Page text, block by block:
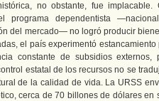
no obstante, fue implacable.
programa dependentista
del mercado— no logró producir
el país experimentó
constante de subsidios externos,
estatal de los recursos no se
de la calidad de vida. La URSS
cerca de 70 billones de dólares en